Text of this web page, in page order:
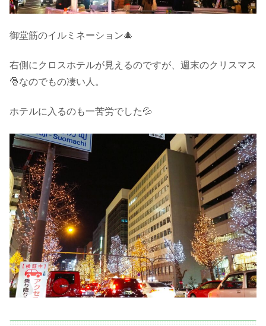
御堂筋のイルミネーション🎄
右側にクロスホテルが見えるのですが、週末のクリスマス
🎅なのでもの凄い人。
ホテルに入るのも一苦労でした💦